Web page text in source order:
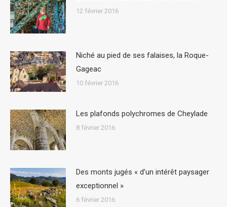
12 février 2016
Niché au pied de ses falaises, la Roque-
Gageac
10 février 2016
Les plafonds polychromes de Cheylade
8 février 2016
Des monts jugés « d’un intérêt paysager
exceptionnel »
6 février 2016